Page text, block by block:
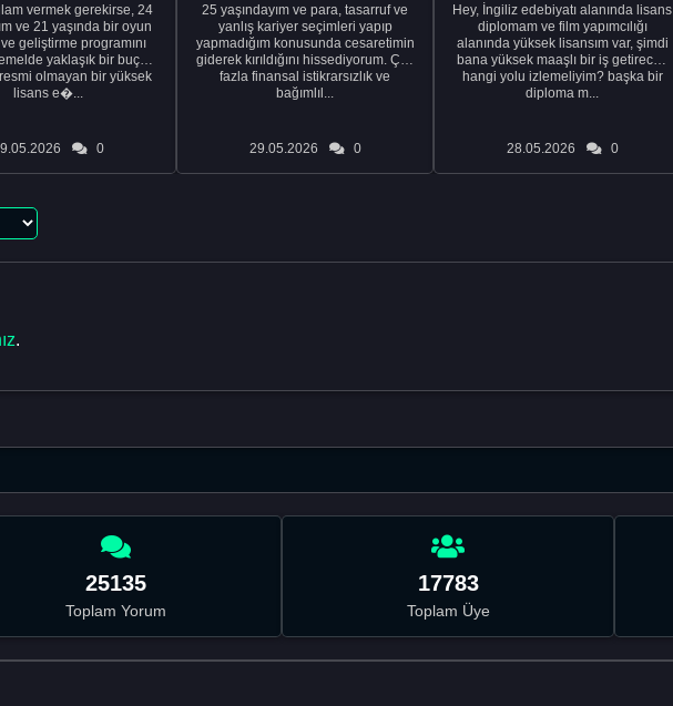
vermek gerekirse, 24
ve 21 yaşında bir oyun
ve geliştirme programını
yaklaşık bir buçuk
olmayan bir yüksek
lisans e�...
0
25 yaşındayım ve para, tasarruf ve
yanlış kariyer seçimleri yapıp
yapmadığım konusunda cesaretimin
giderek kırıldığını hissediyorum. Çok
fazla finansal istikrarsızlık ve
bağımlıl...
29.05.2026 0
Hey, İngiliz edebiyatı alanında lisans
diplomam ve film yapımcılığı
alanında yüksek lisansım var, şimdi
bana yüksek maaşlı bir iş getirecek
hangi yolu izlemeliyim? başka bir
diploma m...
28.05.2026 0
.
25135
Toplam Yorum
17783
Toplam Üye